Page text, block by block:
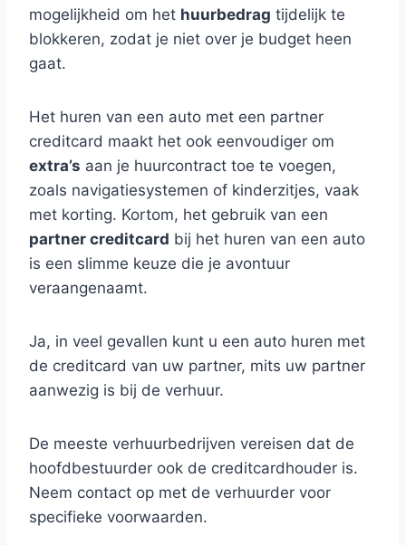
mogelijkheid om het huurbedrag tijdelijk te
blokkeren, zodat je niet over je budget heen
gaat.
Het huren van een auto met een partner
creditcard maakt het ook eenvoudiger om
extra’s aan je huurcontract toe te voegen,
zoals navigatiesystemen of kinderzitjes, vaak
met korting. Kortom, het gebruik van een
partner creditcard bij het huren van een auto
is een slimme keuze die je avontuur
veraangenaamt.
Ja, in veel gevallen kunt u een auto huren met
de creditcard van uw partner, mits uw partner
aanwezig is bij de verhuur.
De meeste verhuurbedrijven vereisen dat de
hoofdbestuurder ook de creditcardhouder is.
Neem contact op met de verhuurder voor
specifieke voorwaarden.